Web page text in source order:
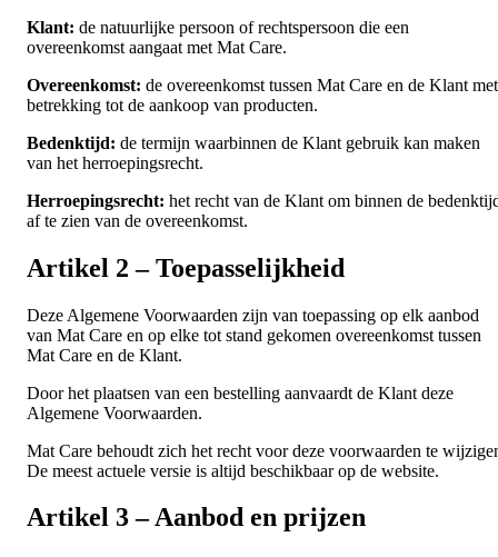
Klant: de natuurlijke persoon of rechtspersoon die een
overeenkomst aangaat met Mat Care.
Overeenkomst: de overeenkomst tussen Mat Care en de Klant met
betrekking tot de aankoop van producten.
Bedenktijd: de termijn waarbinnen de Klant gebruik kan maken
van het herroepingsrecht.
Herroepingsrecht: het recht van de Klant om binnen de
af te zien van de overeenkomst.
Artikel 2 – Toepasselijkheid
Deze Algemene Voorwaarden zijn van toepassing op elk aanbod
van Mat Care en op elke tot stand gekomen overeenkomst tussen
Mat Care en de Klant.
Door het plaatsen van een bestelling aanvaardt de Klant deze
Algemene Voorwaarden.
Mat Care behoudt zich het recht voor deze voorwaarden te
De meest actuele versie is altijd beschikbaar op de website.
Artikel 3 – Aanbod en prijzen